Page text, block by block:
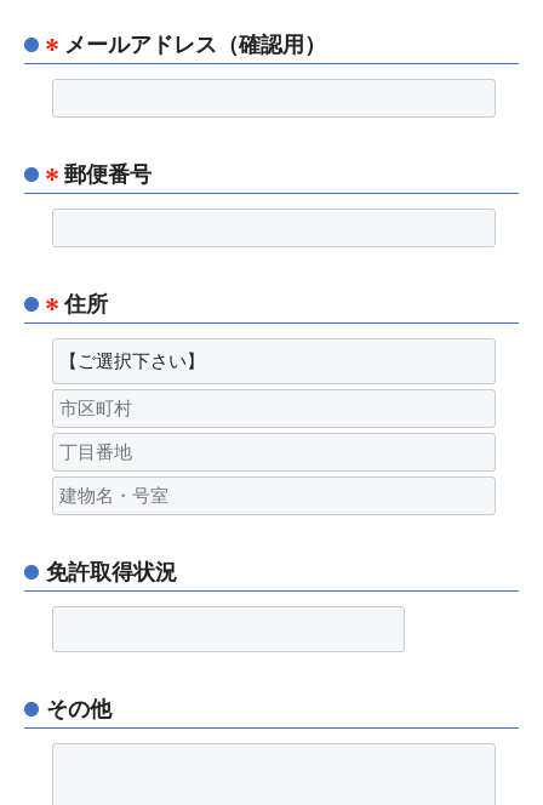
メールアドレス（確認用）
郵便番号
住所
免許取得状況
その他